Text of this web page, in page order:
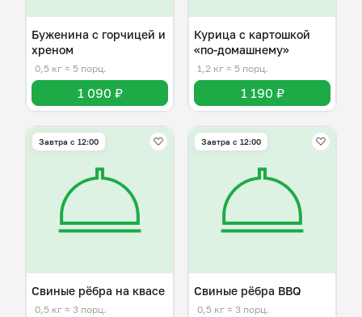
Буженина с горчицей и
хреном
0,5 кг ≈ 5 порц.
1 090 ₽
Курица с картошкой
«по-домашнему»
1,2 кг ≈ 5 порц.
1 190 ₽
Завтра c 12:00
Свиные рёбра на квасе
0,5 кг ≈ 3 порц.
Завтра c 12:00
Свиные рёбра BBQ
0,5 кг ≈ 3 порц.